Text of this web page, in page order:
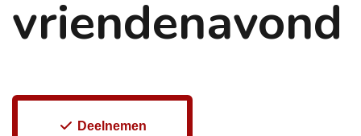
vriendenavond
Deelnemen